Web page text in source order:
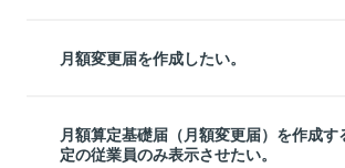
月額変更届を作成したい。
月額算定基礎届（月額変更届）を作成す
定の従業員のみ表示させたい。